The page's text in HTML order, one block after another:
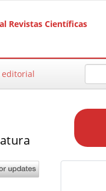
Revistas Científicas
editorial
a